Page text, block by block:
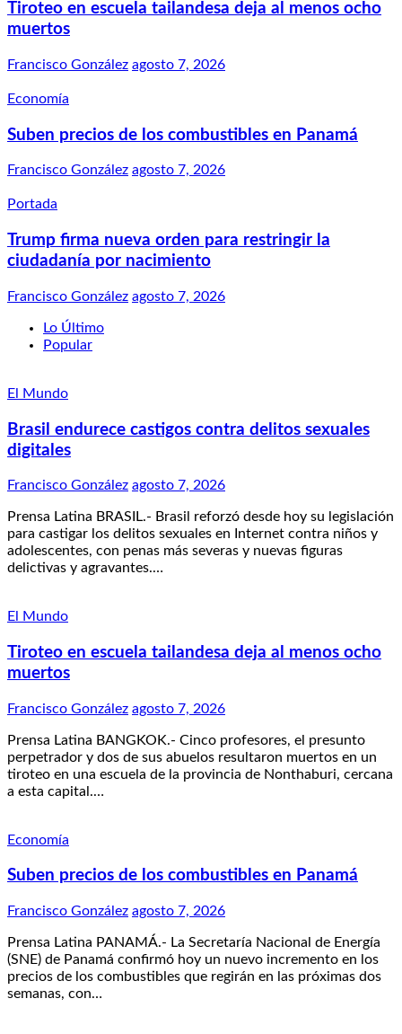
Tiroteo en escuela tailandesa deja al menos ocho
muertos
Francisco González agosto 7, 2026
Economía
Suben precios de los combustibles en Panamá
Francisco González agosto 7, 2026
Portada
Trump firma nueva orden para restringir la
ciudadanía por nacimiento
Francisco González agosto 7, 2026
Lo Último
Popular
El Mundo
Brasil endurece castigos contra delitos sexuales
digitales
Francisco González agosto 7, 2026
Prensa Latina BRASIL.- Brasil reforzó desde hoy su legislación
para castigar los delitos sexuales en Internet contra niños y
adolescentes, con penas más severas y nuevas figuras
delictivas y agravantes.…
El Mundo
Tiroteo en escuela tailandesa deja al menos ocho
muertos
Francisco González agosto 7, 2026
Prensa Latina BANGKOK.- Cinco profesores, el presunto
perpetrador y dos de sus abuelos resultaron muertos en un
tiroteo en una escuela de la provincia de Nonthaburi, cercana
a esta capital.…
Economía
Suben precios de los combustibles en Panamá
Francisco González agosto 7, 2026
Prensa Latina PANAMÁ.- La Secretaría Nacional de Energía
(SNE) de Panamá confirmó hoy un nuevo incremento en los
precios de los combustibles que regirán en las próximas dos
semanas, con…